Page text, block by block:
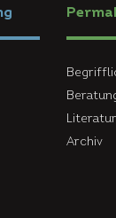
Literatur
Archiv